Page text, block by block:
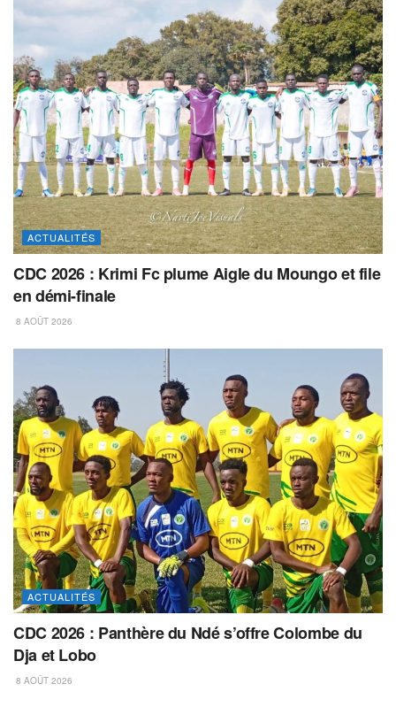
ACTUALITÉS
CDC 2026 : Krimi Fc plume Aigle du Moungo et file
en démi-finale
8 AOÛT 2026
ACTUALITÉS
CDC 2026 : Panthère du Ndé s’offre Colombe du
Dja et Lobo
8 AOÛT 2026